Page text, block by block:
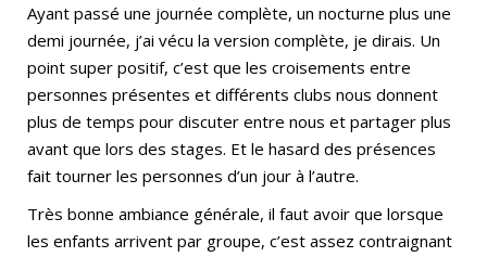
Ayant passé une journée complète, un nocturne plus une
demi journée, j’ai vécu la version complète, je dirais. Un
point super positif, c’est que les croisements entre
personnes présentes et différents clubs nous donnent
plus de temps pour discuter entre nous et partager plus
avant que lors des stages. Et le hasard des présences
fait tourner les personnes d’un jour à l’autre.
Très bonne ambiance générale, il faut avoir que lorsque
les enfants arrivent par groupe, c’est assez contraignant